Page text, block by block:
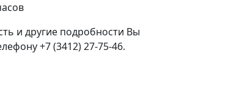
и другие подробности Вы
+7 (3412) 27-75-46.